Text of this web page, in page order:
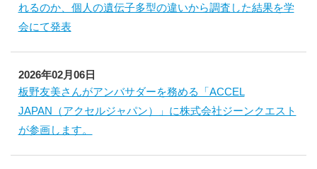
れるのか、個人の遺伝子多型の違いから調査した結果を学
会にて発表
2026年02月06日
板野友美さんがアンバサダーを務める「ACCEL
JAPAN（アクセルジャパン）」に株式会社ジーンクエスト
が参画します。